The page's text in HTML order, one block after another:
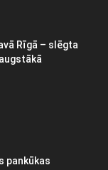
Rīgā – slēgta
pankūkas